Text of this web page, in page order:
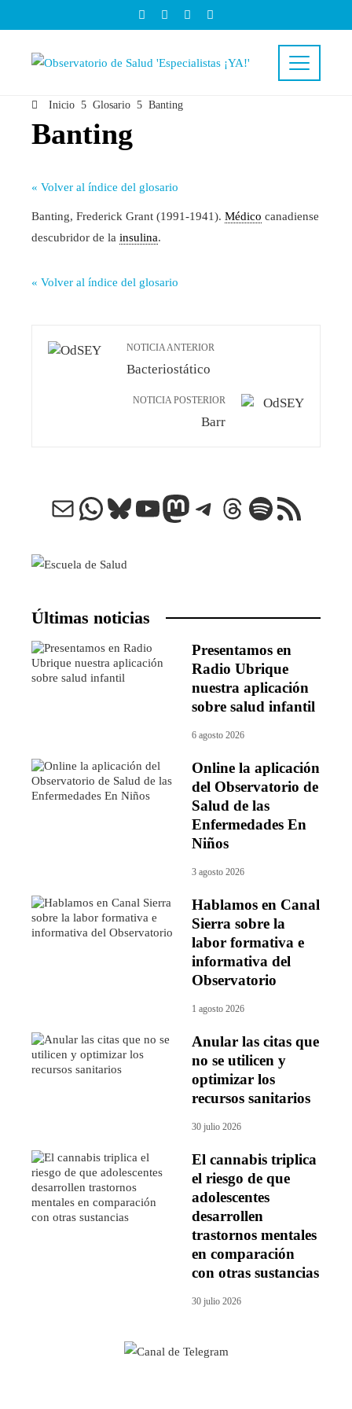
Inicio Glosario Banting
Banting
« Volver al índice del glosario
Banting, Frederick Grant (1991-1941). Médico canadiense
descubridor de la insulina.
« Volver al índice del glosario
NOTICIA ANTERIOR
Bacteriostático
NOTICIA POSTERIOR
Barr
Correo electrónico
WhatsApp
Bluesky
YouTube
Mastodon
Telegram
Threads
Spotify
Feed RSS
Últimas noticias
Presentamos en
Radio Ubrique
nuestra aplicación
sobre salud infantil
6 agosto 2026
Online la aplicación
del Observatorio de
Salud de las
Enfermedades En
Niños
3 agosto 2026
Hablamos en Canal
Sierra sobre la
labor formativa e
informativa del
Observatorio
1 agosto 2026
Anular las citas que
no se utilicen y
optimizar los
recursos sanitarios
30 julio 2026
El cannabis triplica
el riesgo de que
adolescentes
desarrollen
trastornos mentales
en comparación
con otras sustancias
30 julio 2026